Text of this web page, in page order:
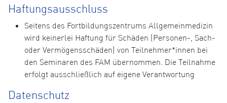
Haftungsausschluss
Seitens des Fortbildungszentrums Allgemeinmedizin
wird keinerlei Haftung für Schäden (Personen-, Sach-
oder Vermögensschäden) von Teilnehmer*innen bei
den Seminaren des FAM übernommen. Die Teilnahme
erfolgt ausschließlich auf eigene Verantwortung
Datenschutz